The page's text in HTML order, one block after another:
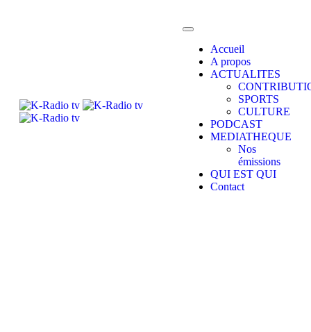
Accueil
A propos
ACTUALITES
SPORTS
CULTURE
PODCAST
MEDIATHEQUE
Nos
émissions
QUI EST QUI
Contact